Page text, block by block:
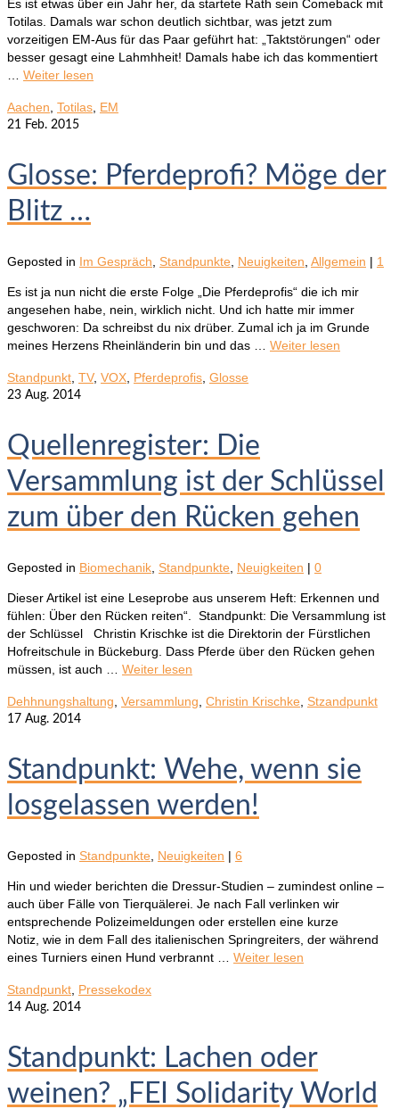
Es ist etwas über ein Jahr her, da startete Rath sein Comeback mit
Totilas. Damals war schon deutlich sichtbar, was jetzt zum
vorzeitigen EM-Aus für das Paar geführt hat: „Taktstörungen“ oder
besser gesagt eine Lahmhheit! Damals habe ich das kommentiert
Weiter lesen
Aachen Totilas EM
21 Feb. 2015
Glosse: Pferdeprofi? Möge der
Blitz …
Geposted in Im Gespräch Standpunkte Neuigkeiten Allgemein | 1
Es ist ja nun nicht die erste Folge „Die Pferdeprofis“ die ich mir
angesehen habe, nein, wirklich nicht. Und ich hatte mir immer
geschworen: Da schreibst du nix drüber. Zumal ich ja im Grunde
meines Herzens Rheinländerin bin und das … Weiter lesen
Standpunkt TV, VOX Pferdeprofis Glosse
23 Aug. 2014
Quellenregister: Die
Versammlung ist der Schlüssel
zum über den Rücken gehen
Geposted in Biomechanik Standpunkte Neuigkeiten | 0
Dieser Artikel ist eine Leseprobe aus unserem Heft: Erkennen und
fühlen: Über den Rücken reiten“. Standpunkt: Die Versammlung ist
der Schlüssel Christin Krischke ist die Direktorin der Fürstlichen
Hofreitschule in Bückeburg. Dass Pferde über den Rücken gehen
müssen, ist auch … Weiter lesen
Dehhnungshaltung Versammlung Christin Krischke Stzandpunkt
17 Aug. 2014
Standpunkt: Wehe, wenn sie
losgelassen werden!
Geposted in Standpunkte, Neuigkeiten | 6
Hin und wieder berichten die Dressur-Studien – zumindest online –
auch über Fälle von Tierquälerei. Je nach Fall verlinken wir
entsprechende Polizeimeldungen oder erstellen eine kurze
Notiz, wie in dem Fall des italienischen Springreiters, der während
eines Turniers einen Hund verbrannt … Weiter lesen
Standpunkt, Pressekodex
14 Aug. 2014
Standpunkt: Lachen oder
weinen? „FEI Solidarity World